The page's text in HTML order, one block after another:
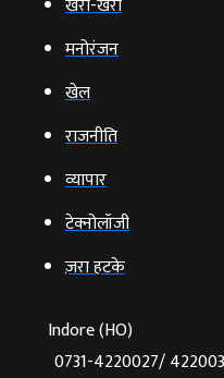
मनोरंजन
खेल
राजनीति
व्‍यापार
टेक्‍नोलॉजी
ज़रा हटके
Indore (HO)
0731-4220027/